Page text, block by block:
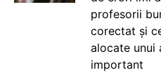
profesorii
corectat și
alocate unui
important